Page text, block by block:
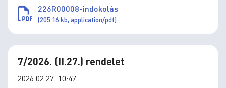
226R00008-indokolás
(205.16 kb, application/pdf)
7/2026. (II.27.) rendelet
2026.02.27. 10:47